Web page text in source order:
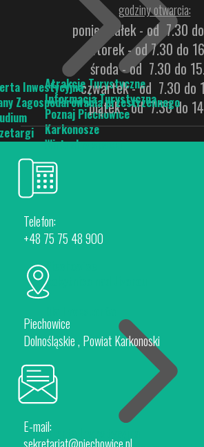
Atrakcje Turystyczne
Informacja Turystyczna
Poznaj Piechowice
Karkonosze
Wirtualny spacer
Piechowice
Rokytnice nad Jizerou
Oferta Inwestycyjna
godziny otwarcia:
poniedziałek - od 7.30
wtorek - od 7.30 do
środa - od 7.30 do
czwartek - od 7.30 do
piątek - od 7.30 do
Telefon:
+48 75 75 48 900
Piechowice
Dolnośląskie , Powiat Karkonoski
E-mail:
Inwestycyjna
Zagospodarowania przestrzennego